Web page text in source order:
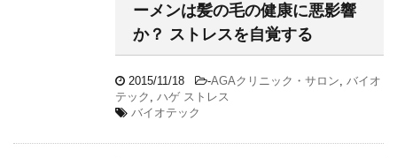
ーメンは髪の毛の健康に悪影響
か？ ストレスを自覚する
2015/11/18 -AGAクリニック・サロン
バイオ
テック
ハゲ ストレス
バイオテック